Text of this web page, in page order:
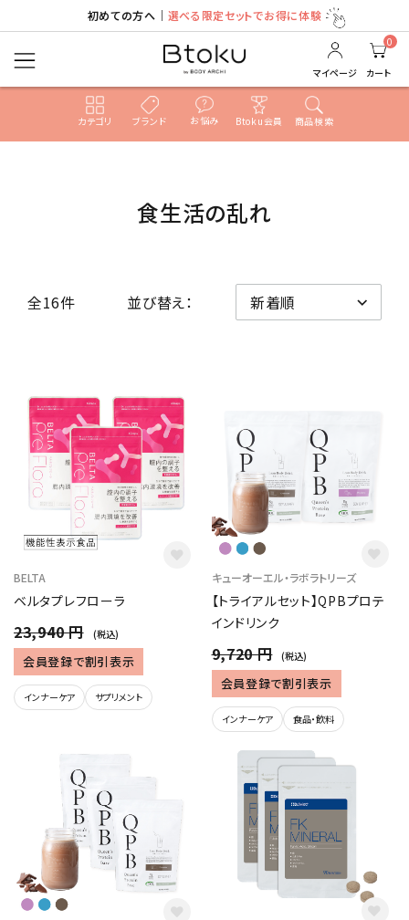
初めての方へ｜ 選べる限定セットでお得に体験
マイページ
0
カート
カテゴリ ブランド お悩み Btoku会員 商品検索
search
カテゴリ
ブランド
新着
ガチ選部
特集
お知らせ
よくあるご質問
食生活の乱れ
全16件 並び替え：
BELTA
ベルタプレフローラ
23,940 円 (税込)
会員登録で割引表示
インナーケア サプリメント
キューオーエル・ラボラトリーズ
【トライアルセット】QPBプロテ
インドリンク
9,720 円 (税込)
会員登録で割引表示
インナーケア 食品・飲料